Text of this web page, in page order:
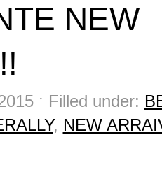
NEW
ˑ Filled under:
, NEW